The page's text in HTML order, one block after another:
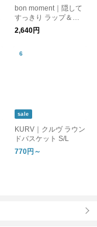
bon moment｜隠して
すっきり ラップ＆ポ
リ袋収納ホルダー 4本
収納 マグネット付き
2,640円
sale
KURV｜クルヴ ラウン
ドバスケット S/L
770円～